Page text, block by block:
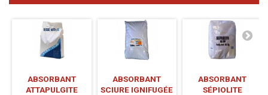
ABSORBANT
ATTAPULGITE
ABSORBANT
SCIURE IGNIFUGÉE
ABSORBANT
SÉPIOLITE